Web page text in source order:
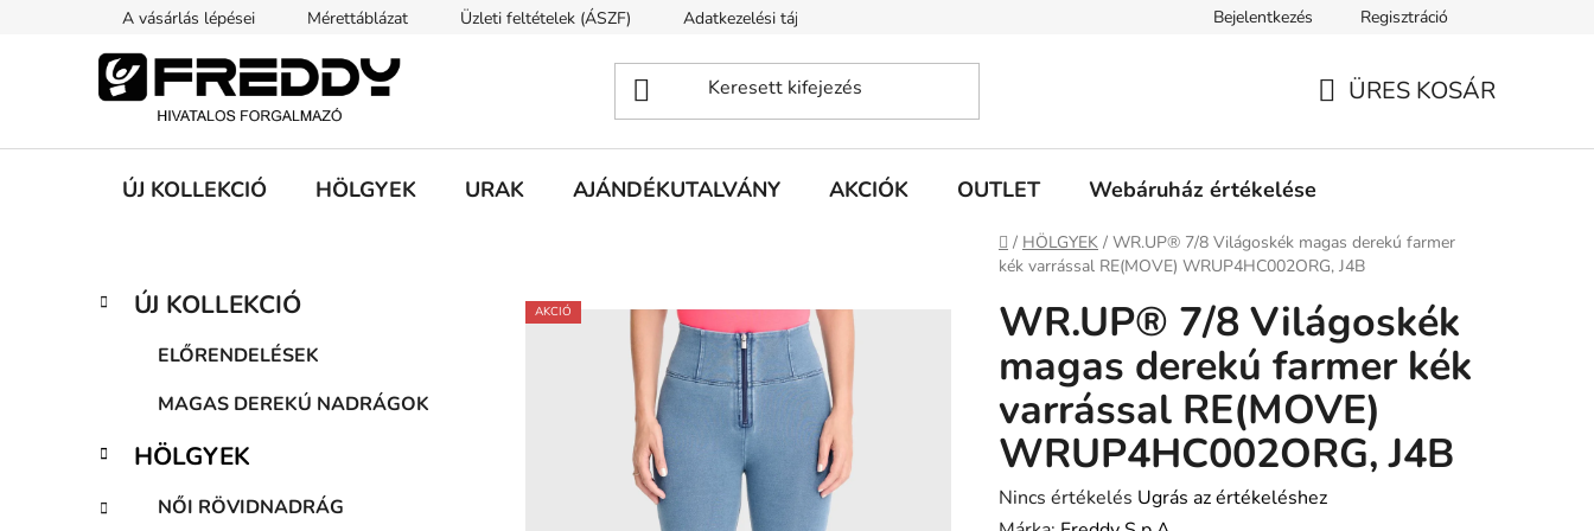
tartalomhoz
A vásárlás lépései Mérettáblázat Üzleti feltételek (ÁSZF) Adatkezelési tájékoztató Fizetési feltételek Kereskedőknek
Bejelentkezés Regisztráció
ÜRES KOSÁR
ÚJ KOLLEKCIÓ HÖLGYEK URAK AJÁNDÉKUTALVÁNY AKCIÓK OUTLET Webáruház értékelése
Kezdőlap
/ HÖLGYEK / WR.UP® 7/8 Világoskék magas derekú farmer
kék varrással RE(MOVE) WRUP4HC002ORG, J4B
O
s
p
Kategóriák
átugrása
K
a
r
á
k
ÚJ KOLLEKCIÓ
ELŐRENDELÉSEK
MAGAS DEREKÚ NADRÁGOK
HÖLGYEK
NŐI RÖVIDNADRÁG
WR.UP® 7/8 Világoskék
magas derekú farmer kék
varrással RE(MOVE)
WRUP4HC002ORG, J4B
A
Nincs értékelés Ugrás az értékeléshez
AKCIÓ